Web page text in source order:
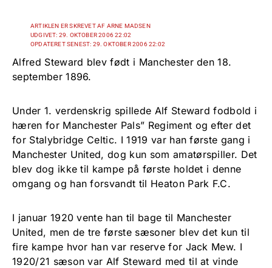
ARTIKLEN ER SKREVET AF ARNE MADSEN
UDGIVET: 29. OKTOBER 2006 22:02
OPDATERET SENEST: 29. OKTOBER 2006 22:02
Alfred Steward blev født i Manchester den 18.
september 1896.
Under 1. verdenskrig spillede Alf Steward fodbold i
hæren for Manchester Pals” Regiment og efter det
for Stalybridge Celtic. I 1919 var han første gang i
Manchester United, dog kun som amatørspiller. Det
blev dog ikke til kampe på første holdet i denne
omgang og han forsvandt til Heaton Park F.C.
I januar 1920 vente han til bage til Manchester
United, men de tre første sæsoner blev det kun til
fire kampe hvor han var reserve for Jack Mew. I
1920/21 sæson var Alf Steward med til at vinde